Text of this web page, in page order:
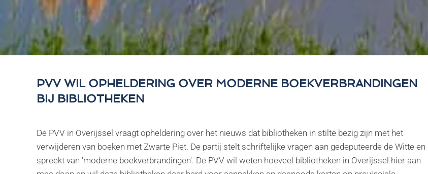
PVV WIL OPHELDERING OVER MODERNE BOEKVERBRANDINGEN
BIJ BIBLIOTHEKEN
De PVV in Overijssel vraagt opheldering over het nieuws dat bibliotheken in stilte bezig zijn met het
verwijderen van boeken met Zwarte Piet. De partij stelt schriftelijke vragen aan gedeputeerde de Witte en
spreekt van 'moderne boekverbrandingen'. De PVV wil weten hoeveel bibliotheken in Overijssel hier aan